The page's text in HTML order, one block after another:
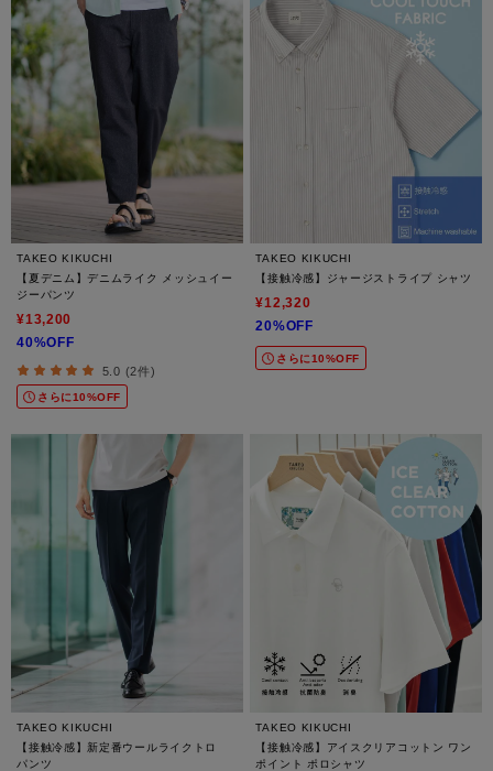
TAKEO KIKUCHI
【夏デニム】デニムライク メッシュイー
ジーパンツ
¥13,200
40%OFF
5.0 (2件)
さらに10%OFF
TAKEO KIKUCHI
【接触冷感】ジャージストライプ シャツ
¥12,320
20%OFF
さらに10%OFF
TAKEO KIKUCHI
【接触冷感】新定番ウールライクトロ
パンツ
TAKEO KIKUCHI
【接触冷感】アイスクリアコットン ワン
ポイント ポロシャツ